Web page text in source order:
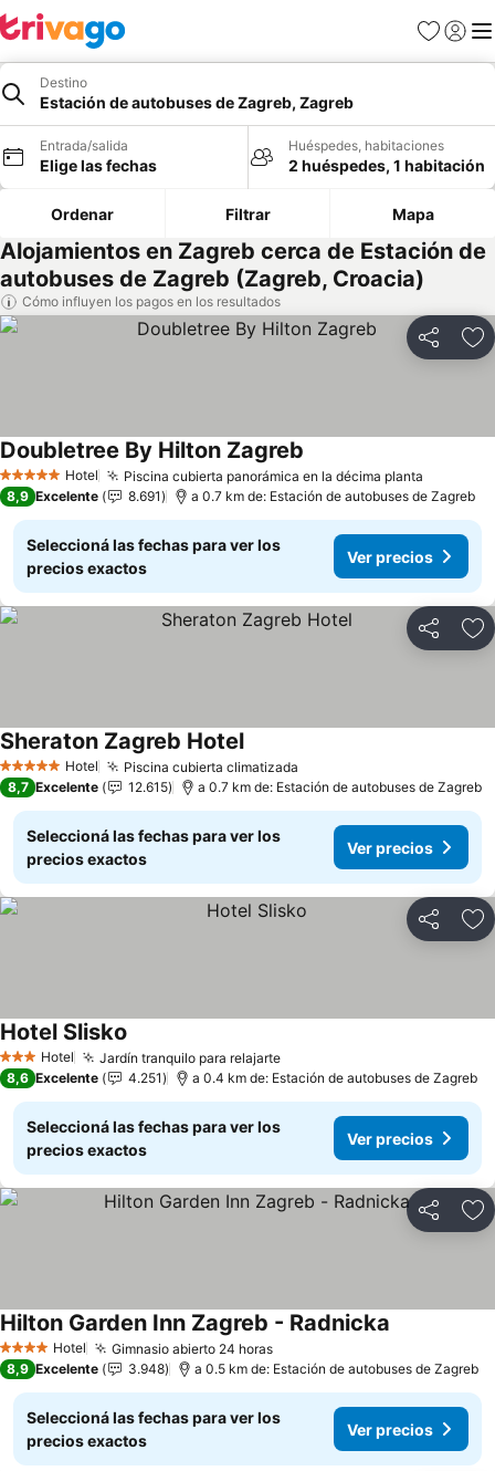
Favoritos
Iniciar
Destino
Estación de autobuses de Zagreb, Zagreb
Entrada/salida
Elige las fechas
Huéspedes, habitaciones
2 huéspedes, 1 habitación
Ordenar Filtrar Mapa
Alojamientos en Zagreb cerca de Estación de
autobuses de Zagreb (Zagreb, Croacia)
Cómo influyen los pagos en los resultados
Compartir
5 Estrellas Hotel Piscina cubierta panorámica en la décima planta
Doubletree By Hilton Zagreb
8,9 Excelente 8.691 a 0.7 km de: Estación de autobuses de Zagreb
Seleccioná las fechas para ver los
precios exactos
Ver precios
Compartir
5 Estrellas Hotel Piscina cubierta climatizada
Sheraton Zagreb Hotel
8,7 Excelente 12.615 a 0.7 km de: Estación de autobuses de Zagreb
Seleccioná las fechas para ver los
precios exactos
Ver precios
Compartir
3 Estrellas
Hotel Jardín tranquilo para relajarte
Hotel Slisko
8,6 Excelente 4.251 a 0.4 km de: Estación de autobuses de Zagreb
Seleccioná las fechas para ver los
precios exactos
Ver precios
Compartir
4 EstrellasHotel Gimnasio abierto 24 horas
Hilton Garden Inn Zagreb - Radnicka
8,9 Excelente 3.948 a 0.5 km de: Estación de autobuses de Zagreb
Seleccioná las fechas para ver los
precios exactos
Ver precios